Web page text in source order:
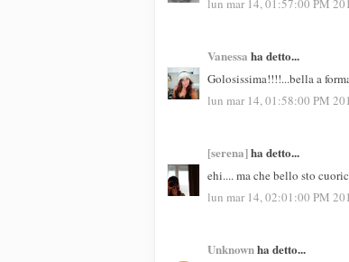
lun mar 14, 01:57:00 PM
Vanessa ha detto...
Golosissima!!!!...bella a
lun mar 14, 01:58:00 PM
[serena]ha detto...
ehi.... ma che bello sto
lun mar 14, 02:01:00 PM
Unknownha detto...